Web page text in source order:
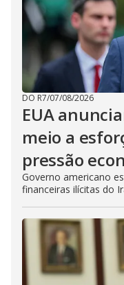
DO R7/07/08/2026
EUA
meio a
pressão
Governo americano
financeiras ilícitas do